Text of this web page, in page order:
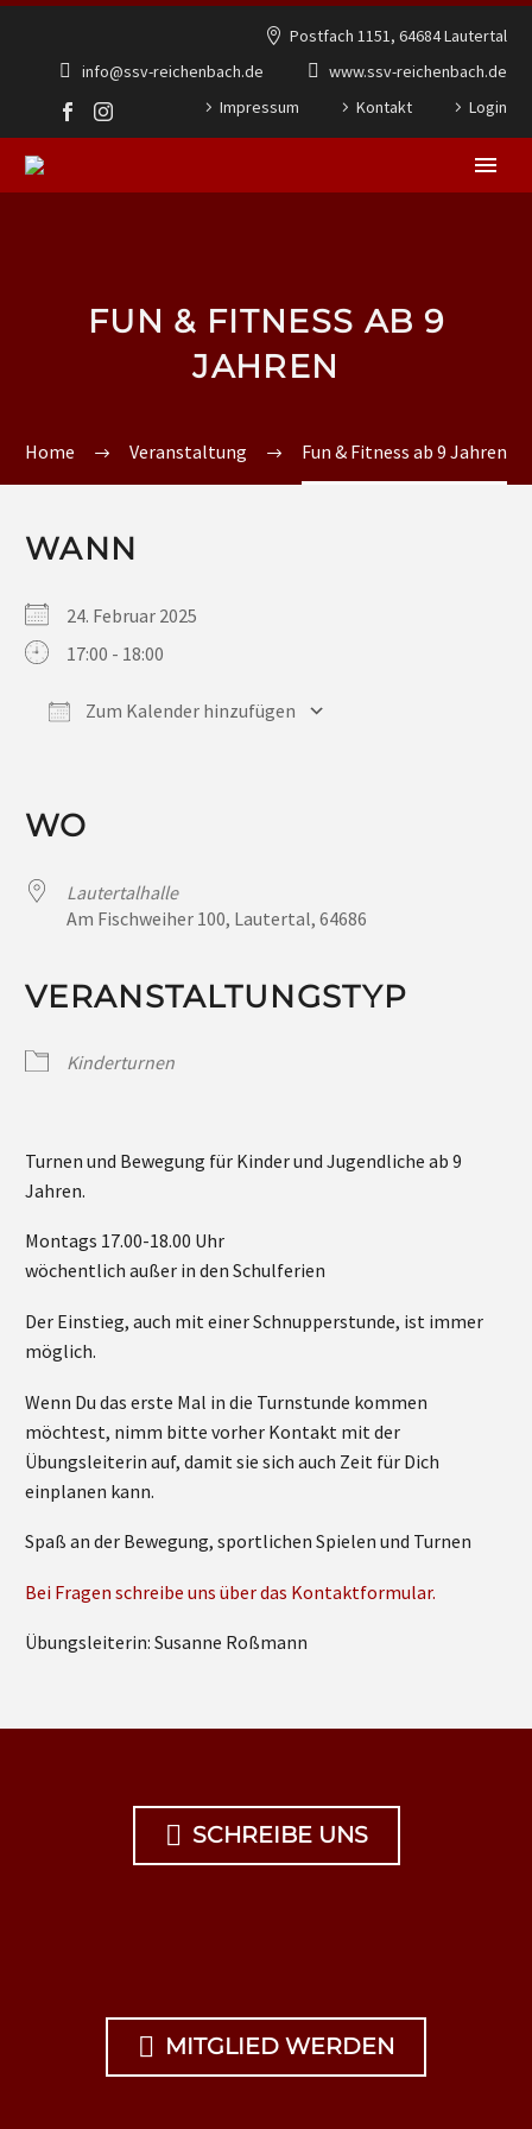
Postfach 1151, 64684 Lautertal
info@ssv-reichenbach.de
www.ssv-reichenbach.de
Impressum
Kontakt Login
FUN & FITNESS AB 9
JAHREN
Home Veranstaltung Fun & Fitness ab 9 Jahren
WANN
24. Februar 2025
17:00 - 18:00
Zum Kalender hinzufügen
WO
Lautertalhalle
Am Fischweiher 100, Lautertal, 64686
VERANSTALTUNGSTYP
Kinderturnen
Turnen und Bewegung für Kinder und Jugendliche ab 9
Jahren.
Montags 17.00-18.00 Uhr
wöchentlich außer in den Schulferien
Der Einstieg, auch mit einer Schnupperstunde, ist immer
möglich.
Wenn Du das erste Mal in die Turnstunde kommen
möchtest, nimm bitte vorher Kontakt mit der
Übungsleiterin auf, damit sie sich auch Zeit für Dich
einplanen kann.
Spaß an der Bewegung, sportlichen Spielen und Turnen
Bei Fragen schreibe uns über das Kontaktformular.
Übungsleiterin: Susanne Roßmann
 SCHREIBE UNS
 MITGLIED WERDEN